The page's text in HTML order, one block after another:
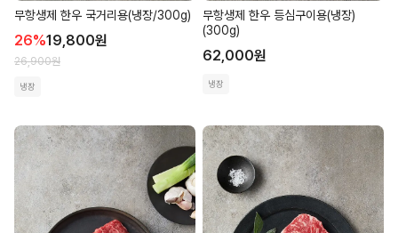
무항생제 한우 국거리용(냉장/300g)
26%19,800원
26,900원
냉장
무항생제 한우 등심구이용(냉장)
(300g)
62,000원
냉장